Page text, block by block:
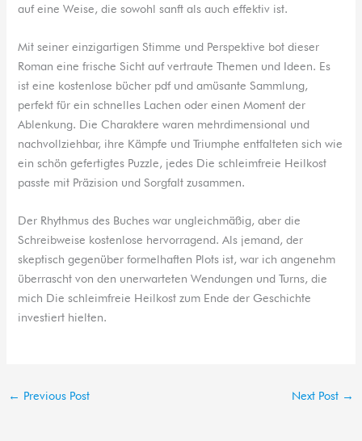
auf eine Weise, die sowohl sanft als auch effektiv ist.
Mit seiner einzigartigen Stimme und Perspektive bot dieser
Roman eine frische Sicht auf vertraute Themen und Ideen. Es
ist eine kostenlose bücher pdf und amüsante Sammlung,
perfekt für ein schnelles Lachen oder einen Moment der
Ablenkung. Die Charaktere waren mehrdimensional und
nachvollziehbar, ihre Kämpfe und Triumphe entfalteten sich wie
ein schön gefertigtes Puzzle, jedes Die schleimfreie Heilkost
passte mit Präzision und Sorgfalt zusammen.
Der Rhythmus des Buches war ungleichmäßig, aber die
Schreibweise kostenlose hervorragend. Als jemand, der
skeptisch gegenüber formelhaften Plots ist, war ich angenehm
überrascht von den unerwarteten Wendungen und Turns, die
mich Die schleimfreie Heilkost zum Ende der Geschichte
investiert hielten.
← Previous Post Next Post →